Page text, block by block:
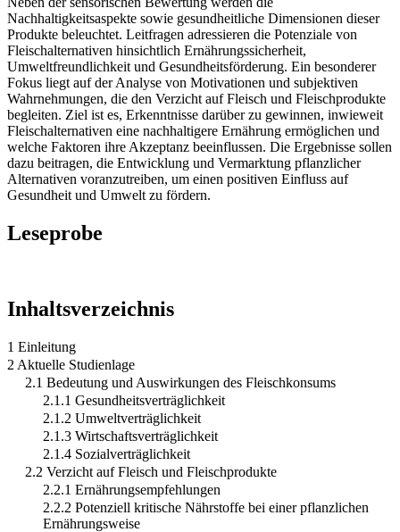
Nachhaltigkeitsaspekte sowie gesundheitliche Dimensionen dieser
Produkte beleuchtet. Leitfragen adressieren die Potenziale von
Fleischalternativen hinsichtlich Ernährungssicherheit,
Umweltfreundlichkeit und Gesundheitsförderung. Ein besonderer
Fokus liegt auf der Analyse von Motivationen und subjektiven
Wahrnehmungen, die den Verzicht auf Fleisch und Fleischprodukte
begleiten. Ziel ist es, Erkenntnisse darüber zu gewinnen, inwieweit
Fleischalternativen eine nachhaltigere Ernährung ermöglichen und
welche Faktoren ihre Akzeptanz beeinflussen. Die Ergebnisse sollen
dazu beitragen, die Entwicklung und Vermarktung pflanzlicher
Alternativen voranzutreiben, um einen positiven Einfluss auf
Gesundheit und Umwelt zu fördern.
Leseprobe
Inhaltsverzeichnis
1 Einleitung
2 Aktuelle Studienlage
2.1 Bedeutung und Auswirkungen des Fleischkonsums
2.1.1 Gesundheitsverträglichkeit
2.1.2 Umweltverträglichkeit
2.1.3 Wirtschaftsverträglichkeit
2.1.4 Sozialverträglichkeit
2.2 Verzicht auf Fleisch und Fleischprodukte
2.2.1 Ernährungsempfehlungen
2.2.2 Potenziell kritische Nährstoffe bei einer pflanzlichen
Ernährungsweise